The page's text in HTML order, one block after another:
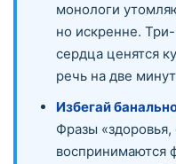
монологи
но искренне.
сердца ценятся
речь на две
Избегай
Фразы «здоровья,
воспринимаются